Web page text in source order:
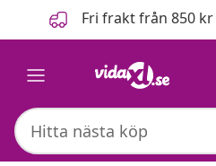
FöregåendeFri frakt från 850